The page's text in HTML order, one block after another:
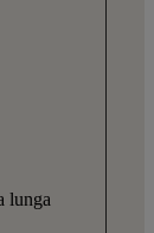
lunga